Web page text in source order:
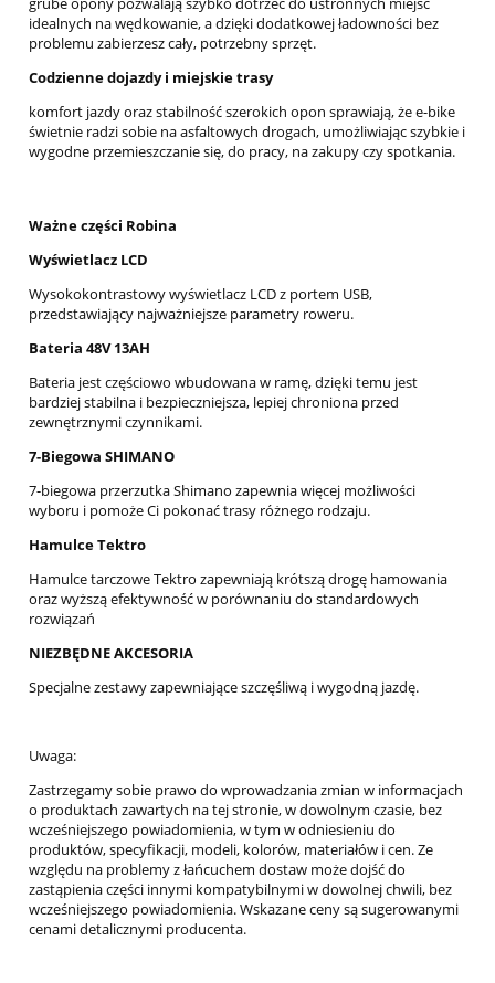
idealnych na wędkowanie, a dzięki dodatkowej ładowności bez
problemu zabierzesz cały, potrzebny sprzęt.
Codzienne dojazdy i miejskie trasy
komfort jazdy oraz stabilność szerokich opon sprawiają, że e-bike
świetnie radzi sobie na asfaltowych drogach, umożliwiając szybkie i
wygodne przemieszczanie się, do pracy, na zakupy czy spotkania.
Ważne części Robina
Wyświetlacz LCD
Wysokokontrastowy wyświetlacz LCD z portem USB,
przedstawiający najważniejsze parametry roweru.
Bateria 48V 13AH
Bateria jest częściowo wbudowana w ramę, dzięki temu jest
bardziej stabilna i bezpieczniejsza, lepiej chroniona przed
zewnętrznymi czynnikami.
7-Biegowa SHIMANO
7-biegowa przerzutka Shimano zapewnia więcej możliwości
wyboru i pomoże Ci pokonać trasy różnego rodzaju.
Hamulce Tektro
Hamulce tarczowe Tektro zapewniają krótszą drogę hamowania
oraz wyższą efektywność w porównaniu do standardowych
rozwiązań
NIEZBĘDNE AKCESORIA
Specjalne zestawy zapewniające szczęśliwą i wygodną jazdę.
Uwaga:
Zastrzegamy sobie prawo do wprowadzania zmian w informacjach
o produktach zawartych na tej stronie, w dowolnym czasie, bez
wcześniejszego powiadomienia, w tym w odniesieniu do
produktów, specyfikacji, modeli, kolorów, materiałów i cen. Ze
względu na problemy z łańcuchem dostaw może dojść do
zastąpienia części innymi kompatybilnymi w dowolnej chwili, bez
wcześniejszego powiadomienia. Wskazane ceny są sugerowanymi
cenami detalicznymi producenta.